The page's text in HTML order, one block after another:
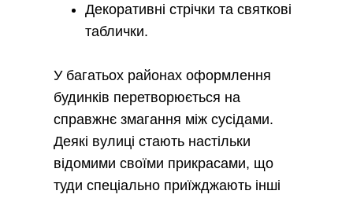
Декоративні стрічки та святкові
таблички.
У багатьох районах оформлення
будинків перетворюється на
справжнє змагання між сусідами.
Деякі вулиці стають настільки
відомими своїми прикрасами, що
туди спеціально приїжджають інші